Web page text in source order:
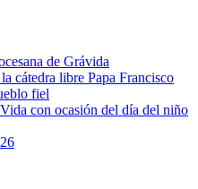
de Grávida
cátedra libre Papa Francisco
fiel
con ocasión del día del niño